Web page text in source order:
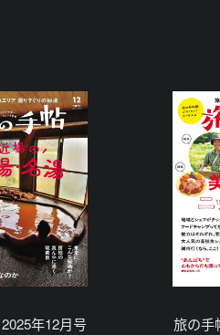
年12月号 旅の手